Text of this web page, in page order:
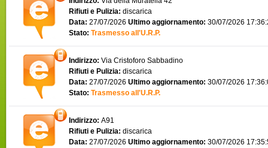
Rifiuti e Pulizia: discarica
Data: 27/07/2026 Ultimo aggiornamento: 30/07/2026
Stato: Trasmesso all'U.R.P.
Indirizzo: Via Cristoforo Sabbadino
Rifiuti e Pulizia: discarica
Data: 27/07/2026 Ultimo aggiornamento: 30/07/2026
Stato: Trasmesso all'U.R.P.
Indirizzo: A91
Rifiuti e Pulizia: discarica
Data: 27/07/2026 Ultimo aggiornamento: 30/07/2026